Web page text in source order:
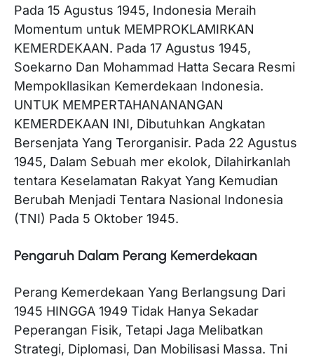
Pada 15 Agustus 1945, Indonesia Meraih
Momentum untuk MEMPROKLAMIRKAN
KEMERDEKAAN. Pada 17 Agustus 1945,
Soekarno Dan Mohammad Hatta Secara Resmi
Mempokllasikan Kemerdekaan Indonesia.
UNTUK MEMPERTAHANANANGAN
KEMERDEKAAN INI, Dibutuhkan Angkatan
Bersenjata Yang Terorganisir. Pada 22 Agustus
1945, Dalam Sebuah mer ekolok, Dilahirkanlah
tentara Keselamatan Rakyat Yang Kemudian
Berubah Menjadi Tentara Nasional Indonesia
(TNI) Pada 5 Oktober 1945.
Pengaruh Dalam Perang Kemerdekaan
Perang Kemerdekaan Yang Berlangsung Dari
1945 HINGGA 1949 Tidak Hanya Sekadar
Peperangan Fisik, Tetapi Jaga Melibatkan
Strategi, Diplomasi, Dan Mobilisasi Massa. Tni